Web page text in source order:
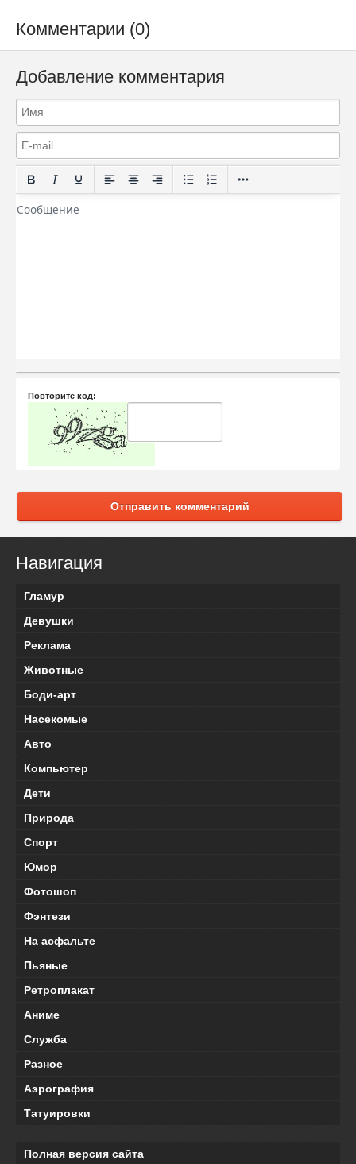
Комментарии (0)
Добавление комментария
Повторите код:
Отправить комментарий
Навигация
Гламур
Девушки
Реклама
Животные
Боди-арт
Насекомые
Авто
Компьютер
Дети
Природа
Спорт
Юмор
Фотошоп
Фэнтези
На асфальте
Пьяные
Ретроплакат
Аниме
Служба
Разное
Аэрография
Татуировки
Полная версия сайта